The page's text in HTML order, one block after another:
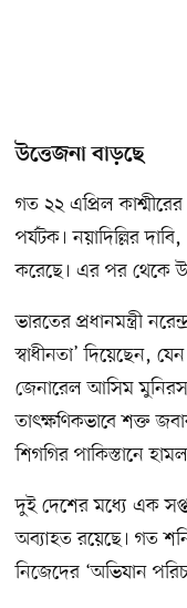
উত্তেজনা বাড়ছে
গত ২২ এপ্রিল
পর্যটক। নয়াদিল্লির
করেছে। এর পর থেকে
ভারতের প্রধানমন্ত্রী
স্বাধীনতা’ দিয়েছেন,
জেনারেল আসিম
তাৎক্ষণিকভাবে শক্ত
শিগগির পাকিস্তানে
দুই দেশের মধ্যে এক
অব্যাহত রয়েছে। গত
নিজেদের ‘অভিযান